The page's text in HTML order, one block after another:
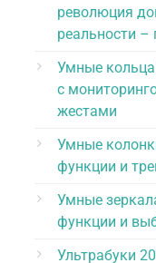
революция
реальности –
Умные
с
жестами
Умные
функции и
Умные
функции и
Ультрабуки